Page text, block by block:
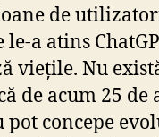
de
a atins
viețile. Nu
de acum 25
concepe